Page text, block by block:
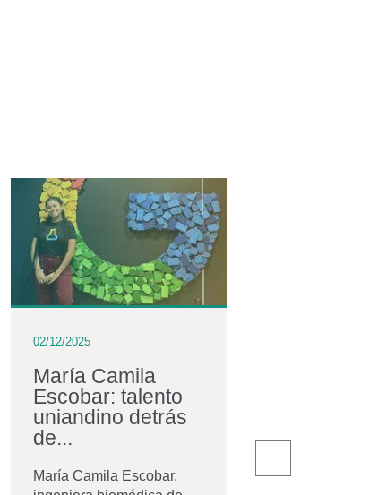
02/12/2025
María Camila
Escobar: talento
uniandino detrás
de...
María Camila Escobar,
la Universidad